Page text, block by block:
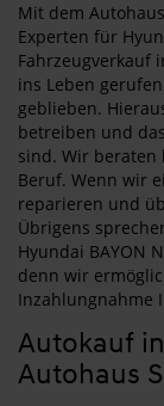
Mit dem
Experten für
Fahrzeugverkauf
ins Leben
geblieben.
betreiben und
sind. Wir beraten
Beruf. Wenn wir
reparieren und
Übrigens
Hyundai BAYON
denn wir
Inzahlungnahme
Autokauf
Autohaus